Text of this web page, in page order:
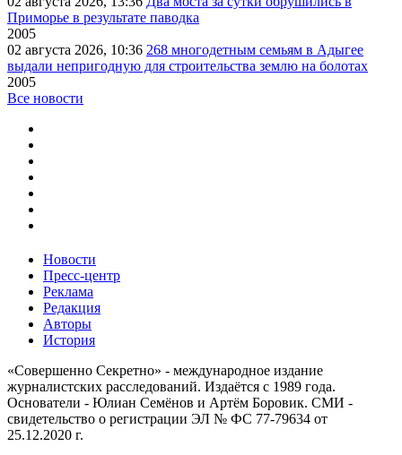
Приморье в результате паводка
2005
02 августа 2026, 10:36 268 многодетным семьям в Адыгее
выдали непригодную для строительства землю на болотах
2005
Все новости
Новости
Пресс-центр
Реклама
Редакция
Авторы
История
«Совершенно Секретно» - международное издание
журналистских расследований. Издаётся с 1989 года.
Основатели - Юлиан Семёнов и Артём Боровик. CМИ -
свидетельство о регистрации ЭЛ № ФС 77-79634 от
25.12.2020 г.